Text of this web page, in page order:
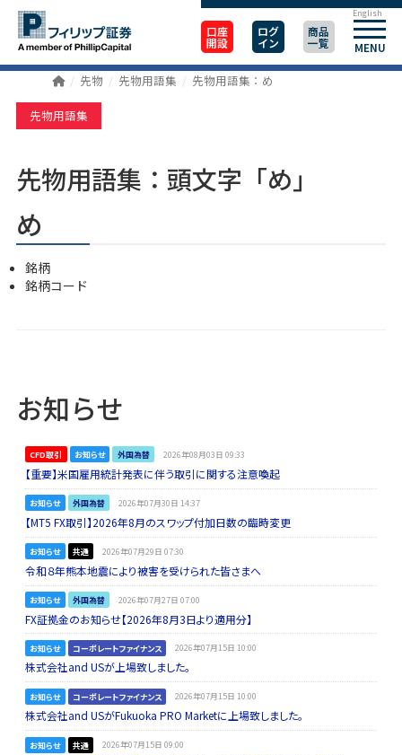
口座
開設
ログ
イン
商品
一覧 MENU
English
先物 先物用語集 先物用語集：め
先物用語集
先物用語集：頭文字「め」
め
銘柄
銘柄コード
お知らせ
CFD取引 お知らせ 外国為替 2026年08月03日 09:33
【重要】米国雇用統計発表に伴う取引に関する注意喚起
お知らせ 外国為替 2026年07月30日 14:37
【MT5 FX取引】2026年8月のスワップ付加日数の臨時変更
お知らせ 共通 2026年07月29日 07:30
令和８年熊本地震により被害を受けられた皆さまへ
お知らせ 外国為替 2026年07月27日 07:00
FX証拠金のお知らせ【2026年8月3日より適用分】
お知らせ コーポレートファイナンス 2026年07月15日 10:00
株式会社and USが上場致しました。
お知らせ コーポレートファイナンス 2026年07月15日 10:00
株式会社and USがFukuoka PRO Marketに上場致しました。
お知らせ 共通 2026年07月15日 09:00